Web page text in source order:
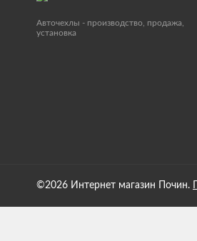
Авточехлы - производство, продажа,
установка
©2026 Интернет магазин Почин.